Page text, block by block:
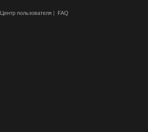
Центр пользователя | FAQ